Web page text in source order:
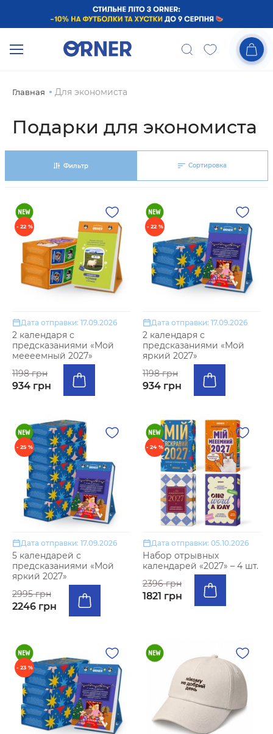
Главная Для экономиста
Подарки для экономиста
Фильтр Сортировка
- 22 %
Дата отправки: 17.09.2026
2 календаря с
предсказаниями «Мой
меееемный 2027»
1198 грн
934 грн
- 22 %
Дата отправки: 17.09.2026
2 календаря с
предсказаниями «Мой
яркий 2027»
1198 грн
934 грн
- 25 %
Дата отправки: 17.09.2026
5 календарей с
предсказаниями «Мой
яркий 2027»
2995 грн
2246 грн
- 24 %
Дата отправки: 05.10.2026
Набор отрывных
календарей «2027» – 4 шт.
2396 грн
1821 грн
- 23 %